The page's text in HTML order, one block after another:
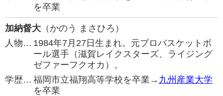
を卒業
加納督大 （かのう まさひろ）
人物… 1984年7月27日生まれ。元プロバスケットボ
ール選手（滋賀レイクスターズ、ライジング
ゼファーフクオカ）。
学歴… 福岡市立福翔高等学校を卒業→ 九州産業大学
を卒業